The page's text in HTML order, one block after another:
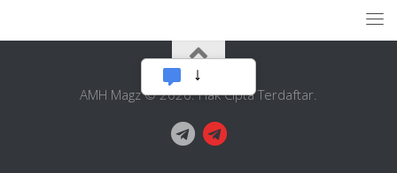
AMH Magz © 2026. Hak Cipta Terdaftar.